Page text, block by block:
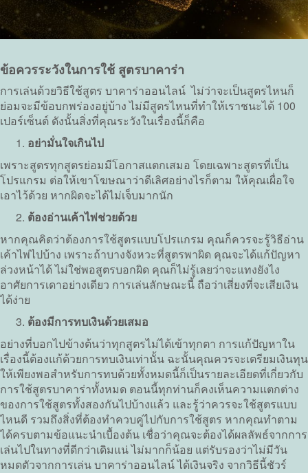
ข้อควรระวังในการใช้ สูตรบาคาร่า
การเล่นด้วยวิธีใช้สูตร บาคาร่าออนไลน์ ไม่ว่าจะเป็นสูตรไหนก็
ย่อมจะมีข้อบกพร่องอยู่บ้าง ไม่มีสูตรไหนที่ทำให้เราชนะได้ 100
เปอร์เซ็นต์ ดังนั้นสิ่งที่คุณระวังในเรื่องนี้ก็คือ
อย่ามั่นใจเกินไป
เพราะสูตรทุกสูตรย่อมมีโอกาสแตกเสมอ โดยเฉพาะสูตรที่เป็น
โปรแกรม ต่อให้เขาโฆษณาว่าดีเลิศอย่างไรก็ตาม ให้คุณเผื่อใจ
เอาไว้ด้วย หากผิดจะได้ไม่เจ็บมากนัก
ต้องอ่านเค้าไพ่ช่วยด้วย
หากคุณคิดว่าต้องการใช้สูตรแบบโปรแกรม คุณก็ควรจะรู้วิธีอ่าน
เค้าไพ่ไปบ้าง เพราะถ้าบางจังหวะที่สูตรพาผิด คุณจะได้แก้ปัญหา
ล่วงหน้าได้ ไม่ใช่พอสูตรบอกผิด คุณก็ไม่รู้เลยว่าจะแทงยังไง
อาศัยการเดาอย่างเดียว การเล่นลักษณะนี้ ถือว่าเสี่ยงที่จะเสียเงิน
ได้ง่าย
ต้องมีการทบเงินด้วยเสมอ
อย่างที่บอกไปข้างต้นว่าทุกสูตรไม่ได้เข้าทุกตา การแก้ปัญหาใน
เรื่องนี้ต้องแก้ด้วยการทบเงินเท่านั้น ฉะนั้นคุณควรจะเตรียมเงินทุน
ให้เพียงพอสำหรับการทบด้วยทั้งหมดนี้ก็เป็นรายละเอียดที่เกี่ยวกับ
การใช้สูตรบาคาร่าทั้งหมด ตอนนี้ทุกท่านก็คงเห็นความแตกต่าง
ของการใช้สูตรทั้งสองกันไปบ้างแล้ว และรู้ว่าควรจะใช้สูตรแบบ
ไหนดี รวมถึงสิ่งที่ต้องทำควบคู่ไปกับการใช้สูตร หากคุณทำตาม
ได้ครบตามข้อแนะนำเบื้องต้น เชื่อว่าคุณจะต้องได้ผลลัพธ์จากการ
เล่นไปในทางที่ดีกว่าเดิมแน่ ไม่มากก็น้อย แต่รับรองว่าไม่มีวัน
หมดตัวจากการเล่น บาคาร่าออนไลน์ ได้เงินจริง จากวิธีนี้ชัวร์